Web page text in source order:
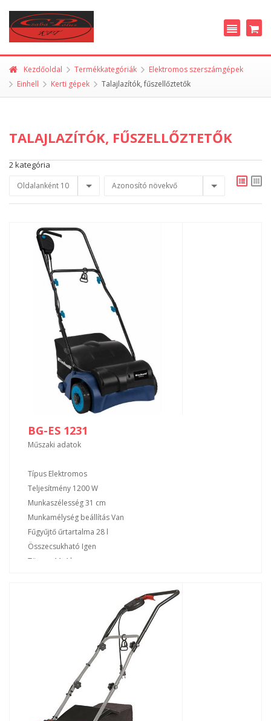
Kezdőoldal Termékkategóriák
Elektromos szerszámgépek
Einhell
Kerti gépek Talajlazítók, fűszellőztetők
TALAJLAZÍTÓK, FŰSZELLŐZTETŐK
2 kategória
Oldalanként 10 Azonosító növekvő
BG-ES 1231
Műszaki adatok
Típus Elektromos
Teljesítmény 1200 W
Munkaszélesség 31 cm
Munkamélység beállítás Van
Fűgyűjtő űrtartalma 28 l
Összecsukható Igen
Tömeg 11.4 kg
Termékjellemzők : A készülék talajlazítóként eltávolítja a
mohát, a gazt és azok gyökerét.
Az alacsony súlynak és a négy keréknek köszönhetően a
készüléket gond nélkül használhatja akár hosszabb ideig is.
Az egyszerű szállítás és a helytakarékos tárolás érdekében a
készülék fogantyúja összecsukható.
A beépített magasságállítás révén könnyen illeszkedik a
mindenkori munkafelülethez.